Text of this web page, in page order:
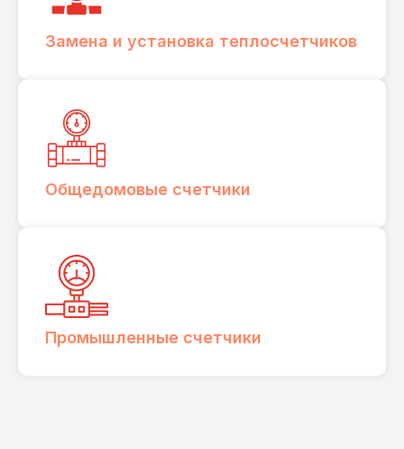
Замена и установка теплосчетчиков
Общедомовые счетчики
Промышленные счетчики